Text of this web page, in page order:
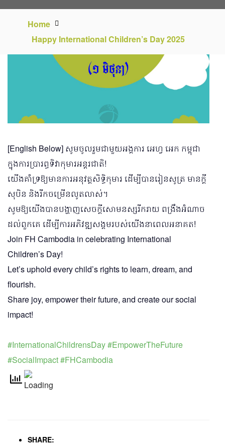
Home
Happy International Children’s Day 2025
[English Below] សូមចូលរួមជាមួយអង្គការ អេហ្វ អេក កម្ពុជា
ក្នុងការប្រារព្ធទិវាកុមារអន្តរជាតិ!
យើងគាំទ្រឱ្យមានការអនុវត្តសិទ្ធិកុមារ ដើម្បីបានរៀនសូត្រ មានក្តី
សុបិន និងរីកចម្រើនលូតលាស់។
សូមឱ្យយើងបានបង្ហាញសេចក្ដីសោមនស្សរីករាយ ពង្រឹងអំណាច
ដល់ពួកគេ ដើម្បីការអភិវឌ្ឍសង្គមរបស់យើងនាពេលអនាគត!
Join FH Cambodia in celebrating International
Children’s Day!
Let’s uphold every child’s rights to learn, dream, and
flourish.
Share joy, empower their future, and create our social
impact!
#InternationalChildrensDay#EmpowerTheFuture
#SocialImpact#FHCambodia
SHARE: